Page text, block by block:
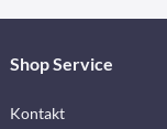
Shop Service
Kontakt